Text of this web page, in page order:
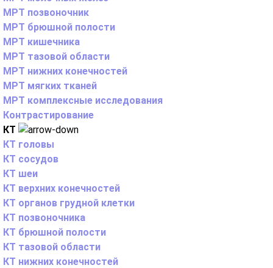
МРТ позвоночник
МРТ брюшной полости
МРТ кишечника
МРТ тазовой области
МРТ нижних конечностей
МРТ мягких тканей
МРТ комплексные исследования
Контрастирование
КТ
КТ головы
КТ сосудов
КТ шеи
КТ верхних конечностей
КТ органов грудной клетки
КТ позвоночника
КТ брюшной полости
КТ тазовой области
КТ нижних конечностей